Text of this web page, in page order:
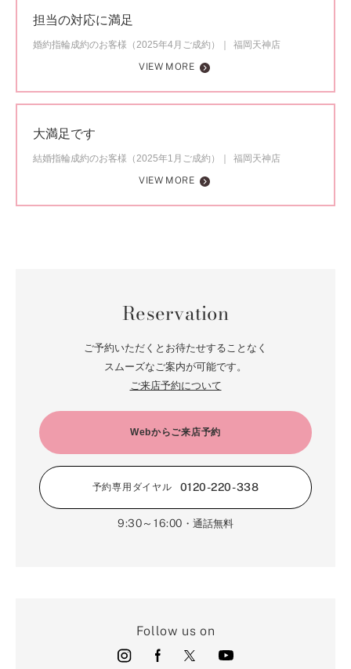
担当の対応に満足
婚約指輪成約のお客様（2025年4月ご成約）
福岡天神店
VIEW MORE
大満足です
結婚指輪成約のお客様（2025年1月ご成約）
福岡天神店
VIEW MORE
Reservation
ご予約いただくとお待たせすることなく
スムーズなご案内が可能です。
ご来店予約について
Webからご来店予約
予約専用ダイヤル 0120-220-338
9:30～16:00 ・通話無料
Follow us on